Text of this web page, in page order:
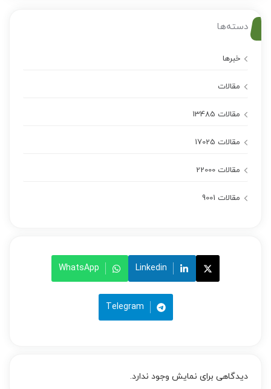
دسته‌ها
خبرها
مقالات
مقالات 13485
مقالات 17025
مقالات 22000
مقالات 9001
Linkedin
WhatsApp
Telegram
دیدگاهی برای نمایش وجود ندارد.